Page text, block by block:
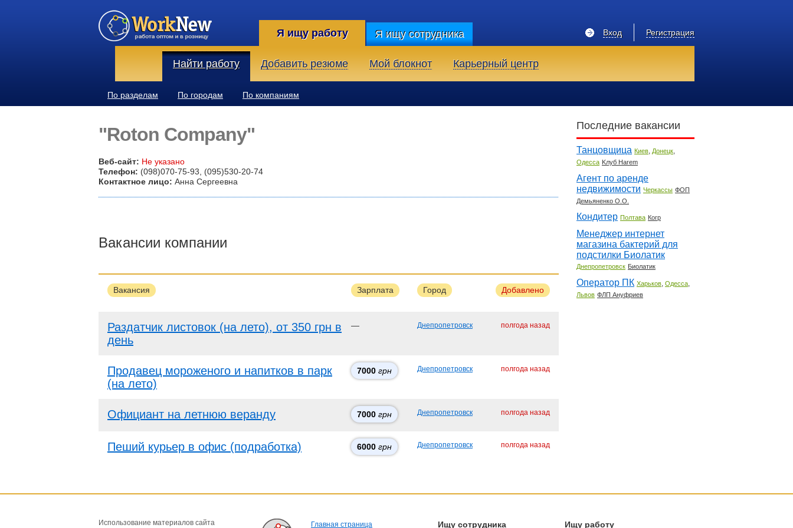
Я ищу работу Я ищу сотрудника Регистрация
Вход
Найти работу Добавить резюме Мой блокнот Карьерный центр
По разделам По городам По компаниям
"Roton Company"
Веб-сайт: Не указано
Телефон: (098)070-75-93, (095)530-20-74
Контактное лицо: Анна Сергеевна
Вакансии компании
Вакансия Зарплата Город Добавлено
Раздатчик листовок (на лето), от 350 грн в
день
— Днепропетровск полгода назад
Продавец мороженого и напитков в парк
(на лето)
7000 грн Днепропетровск полгода назад
Официант на летнюю веранду 7000 грн Днепропетровск полгода назад
Пеший курьер в офис (подработка) 6000 грн Днепропетровск полгода назад
Последние вакансии
Танцовщица Киев, Донецк,
Одесса Kлуб Harem
Агент по аренде
недвижимости Черкассы ФОП
Демьяненко О.О.
Кондитер Полтава Когр
Менеджер интернет
магазина бактерий для
подстилки Биолатик
Днепропетровск Биолатик
Оператор ПК Харьков, Одесса,
Львов ФЛП Ануфриев
Использование материалов сайта Главная страница Ищу сотрудника Ищу работу